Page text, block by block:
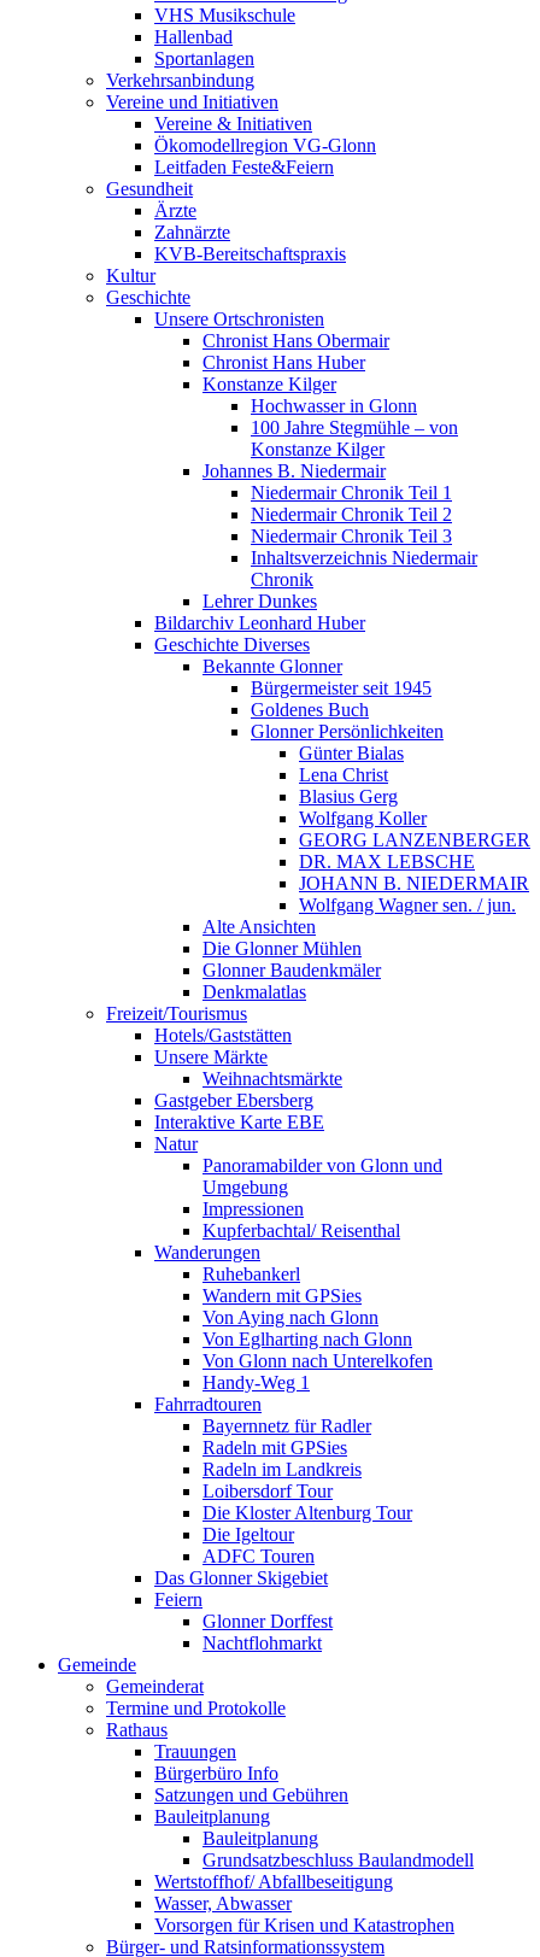
VHS Musikschule
Hallenbad
Sportanlagen
Verkehrsanbindung
Vereine und Initiativen
Vereine & Initiativen
Ökomodellregion VG-Glonn
Leitfaden Feste&Feiern
Gesundheit
Ärzte
Zahnärzte
KVB-Bereitschaftspraxis
Kultur
Geschichte
Unsere Ortschronisten
Chronist Hans Obermair
Chronist Hans Huber
Konstanze Kilger
Hochwasser in Glonn
100 Jahre Stegmühle – von
Konstanze Kilger
Johannes B. Niedermair
Niedermair Chronik Teil 1
Niedermair Chronik Teil 2
Niedermair Chronik Teil 3
Inhaltsverzeichnis Niedermair
Chronik
Lehrer Dunkes
Bildarchiv Leonhard Huber
Geschichte Diverses
Bekannte Glonner
Bürgermeister seit 1945
Goldenes Buch
Glonner Persönlichkeiten
Günter Bialas
Lena Christ
Blasius Gerg
Wolfgang Koller
GEORG LANZENBERGER
DR. MAX LEBSCHE
JOHANN B. NIEDERMAIR
Wolfgang Wagner sen. / jun.
Alte Ansichten
Die Glonner Mühlen
Glonner Baudenkmäler
Denkmalatlas
Freizeit/Tourismus
Hotels/Gaststätten
Unsere Märkte
Weihnachtsmärkte
Gastgeber Ebersberg
Interaktive Karte EBE
Natur
Panoramabilder von Glonn und
Umgebung
Impressionen
Kupferbachtal/ Reisenthal
Wanderungen
Ruhebankerl
Wandern mit GPSies
Von Aying nach Glonn
Von Eglharting nach Glonn
Von Glonn nach Unterelkofen
Handy-Weg 1
Fahrradtouren
Bayernnetz für Radler
Radeln mit GPSies
Radeln im Landkreis
Loibersdorf Tour
Die Kloster Altenburg Tour
Die Igeltour
ADFC Touren
Das Glonner Skigebiet
Feiern
Glonner Dorffest
Nachtflohmarkt
Gemeinde
Gemeinderat
Termine und Protokolle
Rathaus
Trauungen
Bürgerbüro Info
Satzungen und Gebühren
Bauleitplanung
Bauleitplanung
Grundsatzbeschluss Baulandmodell
Wertstoffhof/ Abfallbeseitigung
Wasser, Abwasser
Vorsorgen für Krisen und Katastrophen
Bürger- und Ratsinformationssystem